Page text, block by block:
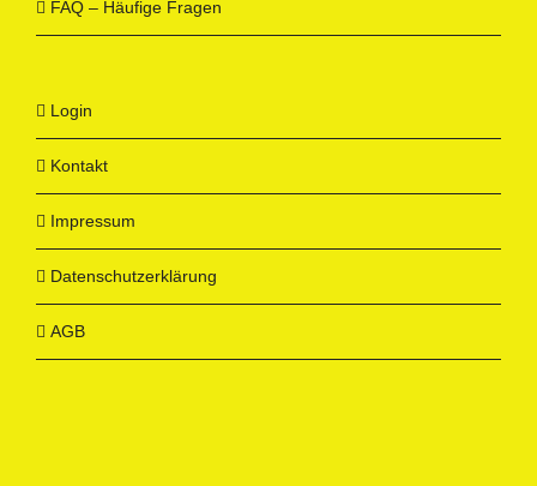
FAQ – Häufige Fragen
Login
Kontakt
Impressum
Datenschutzerklärung
AGB